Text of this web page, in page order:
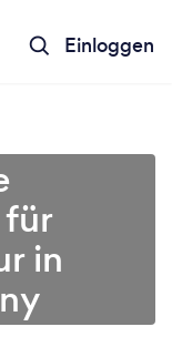
Einloggen
in